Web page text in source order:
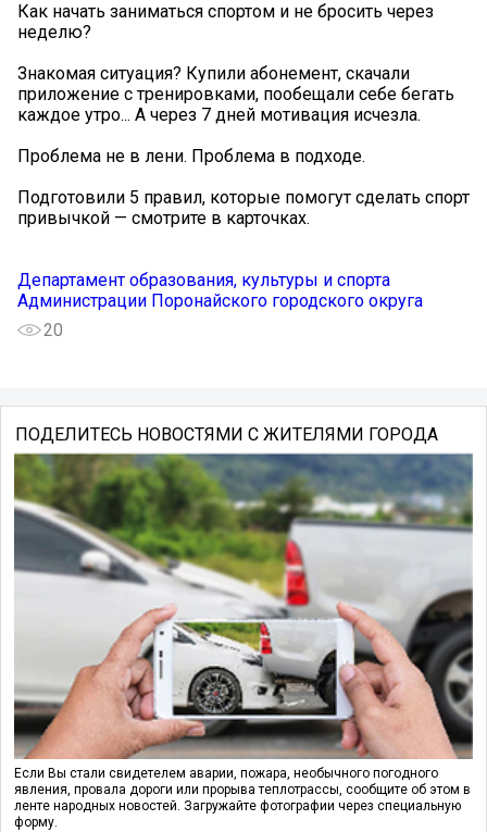
Как начать заниматься спортом и не бросить через
неделю?
Знакомая ситуация? Купили абонемент, скачали
приложение с тренировками, пообещали себе бегать
каждое утро... А через 7 дней мотивация исчезла.
Проблема не в лени. Проблема в подходе.
Подготовили 5 правил, которые помогут сделать спорт
привычкой — смотрите в карточках.
Департамент образования, культуры и спорта
Администрации Поронайского городского округа
20
ПОДЕЛИТЕСЬ НОВОСТЯМИ С ЖИТЕЛЯМИ ГОРОДА
Если Вы стали свидетелем аварии, пожара, необычного погодного
явления, провала дороги или прорыва теплотрассы, сообщите об этом в
ленте народных новостей. Загружайте фотографии через специальную
форму.